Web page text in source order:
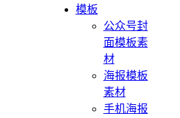
模板
公众号封
面模板素
材
海报模板
素材
手机海报